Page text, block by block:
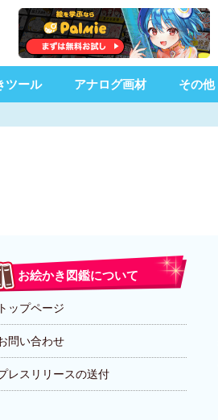
ツール アナログ画材 その他
お絵かき図鑑について
トップページ
問い合わせ
レスリリースの送付